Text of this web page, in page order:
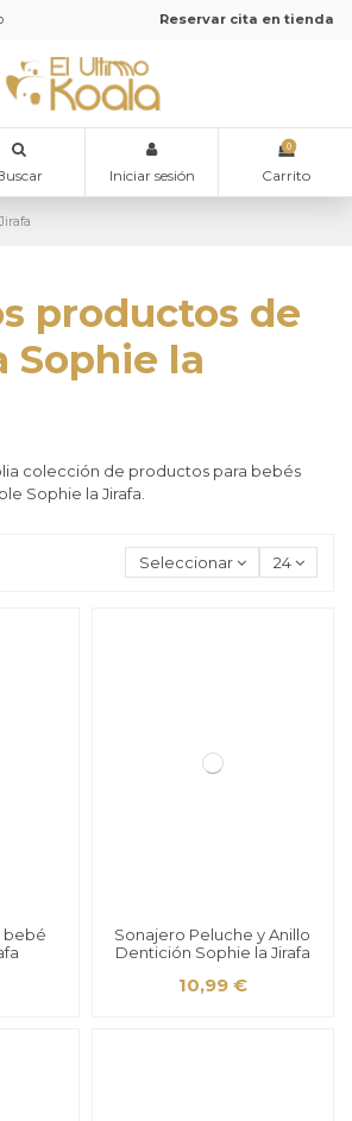
Reservar cita en tienda
Iniciar sesión
0
Carrito
productos de
Sophie la
colección de productos para bebés
Sophie la Jirafa.
Seleccionar 24
bebé
Sonajero Peluche y Anillo
Dentición Sophie la Jirafa
10,99 €